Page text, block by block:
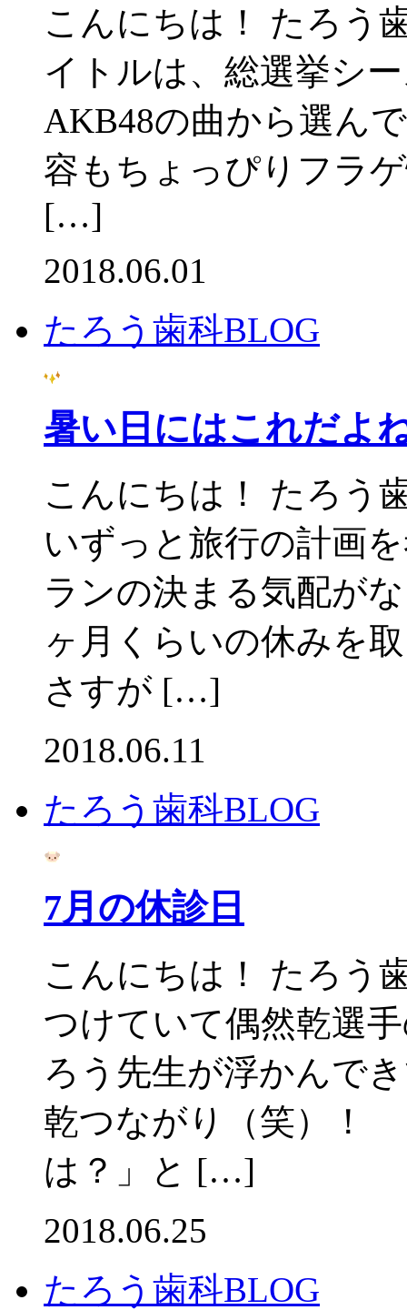
こんにちは！ たろう
イトルは、総選挙シ
AKB48の曲から選ん
容もちょっぴりフラ
[…]
2018.06.01
たろう歯科BLOG
暑い日にはこれだよ
こんにちは！ たろう
いずっと旅行の計画
ランの決まる気配が
ヶ月くらいの休みを
さすが […]
2018.06.11
たろう歯科BLOG
7月の休診日
こんにちは！ たろう
つけていて偶然乾選
ろう先生が浮かんで
乾つながり（笑）！
は？」と […]
2018.06.25
たろう歯科BLOG